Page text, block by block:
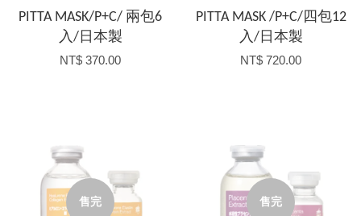
PITTA MASK/P+C/ 兩包6
入/日本製
NT$ 370.00
PITTA MASK /P+C/四包12
入/日本製
NT$ 720.00
售完 售完